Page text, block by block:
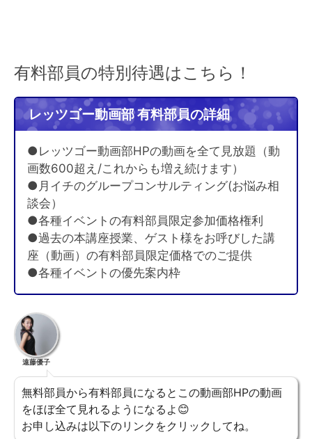
有料部員の特別待遇はこちら！
レッツゴー動画部 有料部員の詳細
●レッツゴー動画部HPの動画を全て見放題（動
画数600超え/これからも増え続けます）
●月イチのグループコンサルティング(お悩み相
談会）
●各種イベントの有料部員限定参加価格権利
●過去の本講座授業、ゲスト様をお呼びした講
座（動画）の有料部員限定価格でのご提供
●各種イベントの優先案内枠
遠藤優子
無料部員から有料部員になるとこの動画部HPの動画
をほぼ全て見れるようになるよ😊
お申し込みは以下のリンクをクリックしてね。